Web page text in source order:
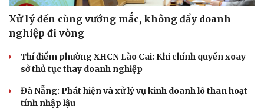
Xử lý đến cùng vướng mắc, không đẩy doanh
nghiệp đi vòng
Thí điểm phường XHCN Lào Cai: Khi chính quyền xoay
sở thủ tục thay doanh nghiệp
Đà Nẵng: Phát hiện và xử lý vụ kinh doanh lô than hoạt
tính nhập lậu